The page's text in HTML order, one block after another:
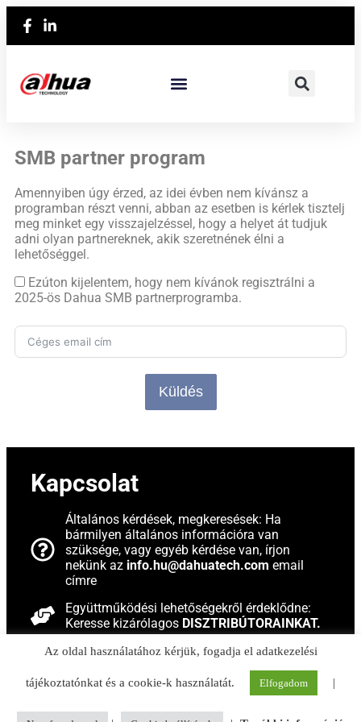
SMB partner program
Amennyiben úgy érzed, az idei évben nem kívánsz a
programban részt venni, abban az esetben is kérlek tisztelj
meg minket egy visszajelzéssel, hogy a helyet át tudjuk
adni olyan partnereknek, akik szeretnének élni a
lehetőséggel.
Ezúton kijelentem, hogy nem kívánok regisztrálni a
2025-ös Dahua SMB partnerprogramba.
Küldés
Kapcsolat
Általános kérdések, megkeresések: Ha
bármilyen általános információra van
szüksége, vagy egyéb kérdése van, írjon
nekünk az info.hu@dahuatech.com email
címre
Együttműködési lehetőségekről érdeklődne:
Keresse kizárólagos DISZTRIBÚTORAINKAT.
Technikai problémák, termékkel kapcsolatos
adódott, vagy termékeinkkel kapcsolatban van
technikai terméktámogató
csapatunkkészséggel segít Önnek.
Az oldal használatához kérjük, fogadja el adatkezelési
tájékoztatónkat és a cookie-k használatát. Elfogadom |